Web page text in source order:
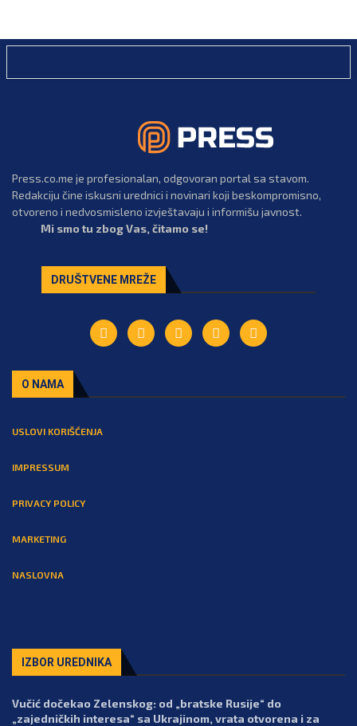
Press.co.me je profesionalan, odgovoran portal sa stavom.
Redakciju čine iskusni urednici i novinari koji beskompromisno,
otvoreno i nedvosmisleno izvještavaju i informišu javnost.
Mi smo tu zbog Vas, čitamo se!
DRUŠTVENE MREŽE
O NAMA
USLOVI KORIŠĆENJA
IMPRESSUM
PRIVACY POLICY
MARKETING
NASLOVNA
IZBOR UREDNIKA
Vučić dočekao Zelenskog: od „bratske Rusije“ do
„zajedničkih interesa“ sa Ukrajinom, vrata otvorena i za